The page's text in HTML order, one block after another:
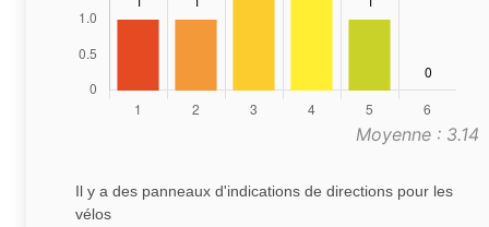
Moyenne : 3.14
Il y a des panneaux d'indications de directions pour les
vélos